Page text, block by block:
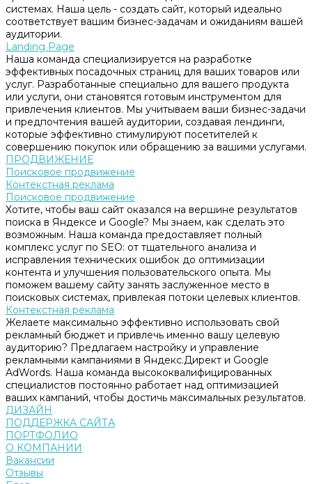
системах. Наша цель - создать сайт, который идеально
соответствует вашим бизнес-задачам и ожиданиям вашей
аудитории.
Landing Page
Наша команда специализируется на разработке
эффективных посадочных страниц для ваших товаров или
услуг. Разработанные специально для вашего продукта
или услуги, они становятся готовым инструментом для
привлечения клиентов. Мы учитываем ваши бизнес-задачи
и предпочтения вашей аудитории, создавая лендинги,
которые эффективно стимулируют посетителей к
совершению покупок или обращению за вашими услугами.
ПРОДВИЖЕНИЕ
Поисковое продвижение
Контекстная реклама
Поисковое продвижение
Хотите, чтобы ваш сайт оказался на вершине результатов
поиска в Яндексе и Google? Мы знаем, как сделать это
возможным. Наша команда предоставляет полный
комплекс услуг по SEO: от тщательного анализа и
исправления технических ошибок до оптимизации
контента и улучшения пользовательского опыта. Мы
поможем вашему сайту занять заслуженное место в
поисковых системах, привлекая потоки целевых клиентов.
Контекстная реклама
Желаете максимально эффективно использовать свой
рекламный бюджет и привлечь именно вашу целевую
аудиторию? Предлагаем настройку и управление
рекламными кампаниями в Яндекс.Директ и Google
AdWords. Наша команда высококвалифицированных
специалистов постоянно работает над оптимизацией
ваших кампаний, чтобы достичь максимальных результатов.
ДИЗАЙН
ПОДДЕРЖКА САЙТА
ПОРТФОЛИО
О КОМПАНИИ
Вакансии
Отзывы